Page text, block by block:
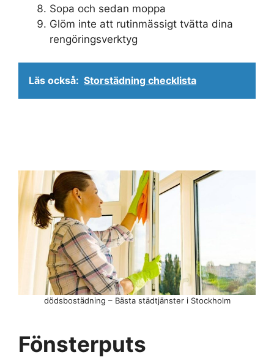
Sopa och sedan moppa
Glöm inte att rutinmässigt tvätta dina
rengöringsverktyg
Läs också: Storstädning checklista
dödsbostädning – Bästa städtjänster i Stockholm
Fönsterputs